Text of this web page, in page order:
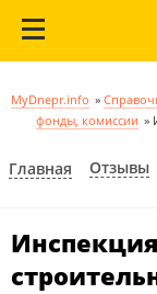
MyDnepr.info »
фонды, комиссии »
Главная Отзывы